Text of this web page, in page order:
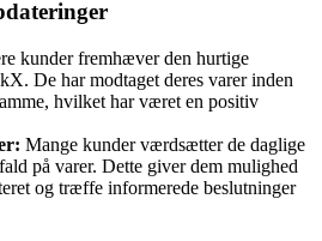
kunder fremhæver den hurtige
De har modtaget deres varer inden
hvilket har været en positiv
Mange kunder værdsætter de daglige
på varer. Dette giver dem mulighed
og træffe informerede beslutninger